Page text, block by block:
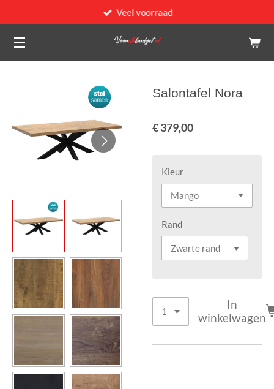
direct
naar
Veel voorraad
Salontafel Nora
€ 379,00
Kleur
Rand
In
winkelwagen